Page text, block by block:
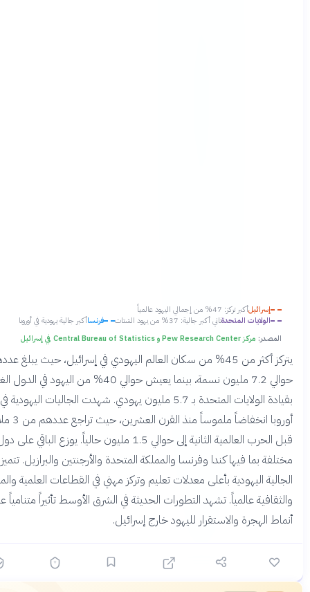
إسرائيلأكبر تركز: 47% من إجمالي اليهود عالمياً
الولايات المتحدةثاني أكبر جالية: 37% من يهود الشتات فرنساأكبر جالية يهودية في أوروبا
مركز Pew Research Center و Central Bureau of Statistics في إسرائيل
يتركز أكثر من 45% من سكان العالم اليهودي في إسرائيل، حيث يبلغ عددهم
حوالي 7.2 مليون نسمة، بينما يعيش حوالي 40% من اليهود في الدول الغربية
بقيادة الولايات المتحدة بـ 5.7 مليون يهودي. شهدت الجاليات اليهودية في
أوروبا انخفاضاً ملموساً منذ القرن العشرين، حيث تراجع عددهم من 3 ملايين
قبل الحرب العالمية الثانية إلى حوالي 1.5 مليون حالياً. يوزع الباقي على دول
بما فيها كندا وفرنسا والمملكة المتحدة والأرجنتين والبرازيل. تتميز
اليهودية بأعلى معدلات تعليم وتركز مهني في القطاعات العلمية والمالية
عالمياً. تشهد التطورات الحديثة في الشرق الأوسط تأثيراً متنامياً على
الهجرة والاستقرار لليهود خارج إسرائيل.